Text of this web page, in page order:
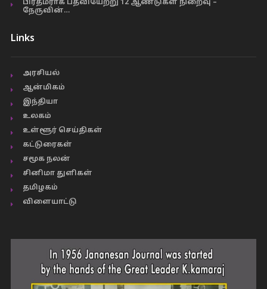
பிரதமராக பதவியேற்று 12 ஆண்டுகள் நிறைவு –
நேருவின்…
Links
அரசியல்
ஆன்மிகம்
இந்தியா
உலகம்
உள்ளூர் செய்திகள்
கட்டுரைகள்
சமூக நலன்
சினிமா துளிகள்
தமிழகம்
விளையாட்டு